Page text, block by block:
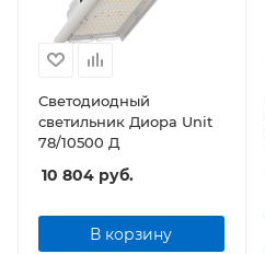
Светодиодный
светильник Диора Unit
78/10500 Д
10 804 руб.
В корзину